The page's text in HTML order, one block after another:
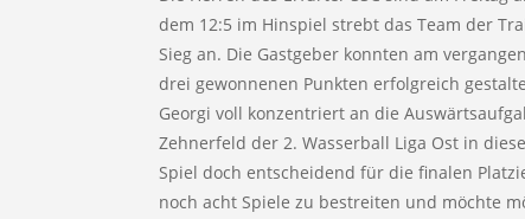
dem 12:5 im Hinspiel strebt das Team der
Sieg an. Die Gastgeber konnten am
drei gewonnenen Punkten erfolgreich
Georgi voll konzentriert an die
Zehnerfeld der 2. Wasserball Liga Ost in
Spiel doch entscheidend für die finalen
noch acht Spiele zu bestreiten und möchte